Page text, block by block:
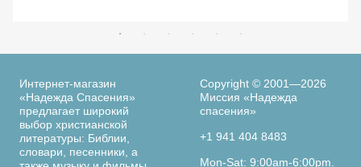
Интернет-магазин
«Надежда Спасения»
предлагает широкий
выбор христианской
литературы: Библии,
словари, песенники, а
Copyright © 2001—2026
Миссия «Надежда
спасения»
+1 941 404 8483
Mon-Sat: 9:00am-6:00pm.